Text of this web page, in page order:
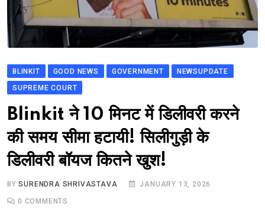
BLINKIT GOOD NEWS GOVERNMENT
NEWSUPDATE
SUPREME COURT
Blinkit ने 10 मिनट में डिलीवरी करने
की समय सीमा हटायी! सिलीगुड़ी के
डिलीवरी बॉयज कितने खुश!
BYSURENDRA SHRIVASTAVA JANUARY 13, 2026
0 COMMENTS